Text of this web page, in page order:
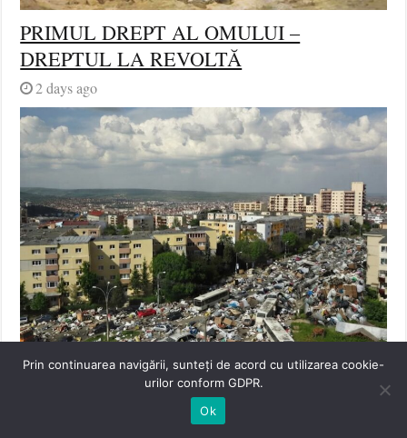
PRIMUL DREPT AL OMULUI –
DREPTUL LA REVOLTĂ
2 days ago
Emil Boc nu trebuie lăsat să transforme
Clujul într-o groapă de gunoi!
Prin continuarea navigării, sunteți de acord cu utilizarea cookie-
urilor conform GDPR.
Ok